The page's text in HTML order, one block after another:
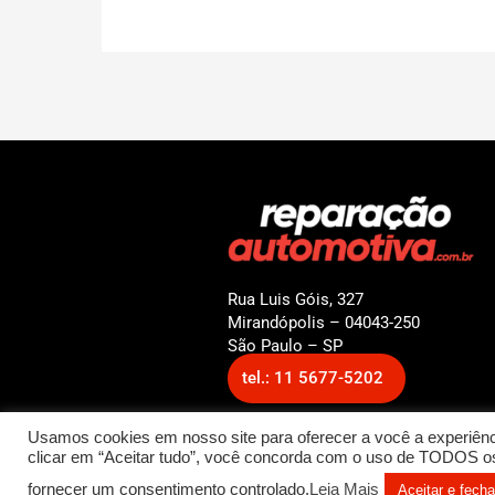
Rua Luis Góis, 327
Mirandópolis – 04043-250
São Paulo – SP
tel.: 11 5677-5202
© 2022 Reparação
Usamos cookies em nosso site para oferecer a você a
clicar em “Aceitar tudo”, você concorda com o uso de TODOS
fornecer um consentimento controlado. Leia Mais Aceitar e